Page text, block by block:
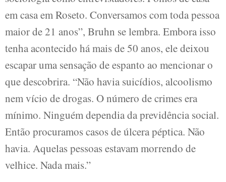
em casa em Roseto. Conversamos com toda pessoa
maior de 21 anos”, Bruhn se lembra. Embora isso
tenha acontecido há mais de 50 anos, ele deixou
escapar uma sensação de espanto ao mencionar o
que descobrira. “Não havia suicídios, alcoolismo
nem vício de drogas. O número de crimes era
mínimo. Ninguém dependia da previdência social.
Então procuramos casos de úlcera péptica. Não
havia. Aquelas pessoas estavam morrendo de
velhice. Nada mais.”